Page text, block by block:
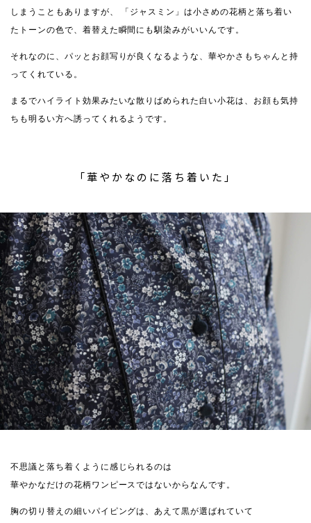
しまうこともありますが、 「ジャスミン」は小さめの花柄と落ち着い
たトーンの色で、着替えた瞬間にも馴染みがいいんです。
それなのに、パッとお顔写りが良くなるような、華やかさもちゃんと持
ってくれている。
まるでハイライト効果みたいな散りばめられた白い小花は、お顔も気持
ちも明るい方へ誘ってくれるようです。
「華やかなのに落ち着いた」
不思議と落ち着くように感じられるのは
華やかなだけの花柄ワンピースではないからなんです。
胸の切り替えの細いパイピングは、あえて黒が選ばれていて